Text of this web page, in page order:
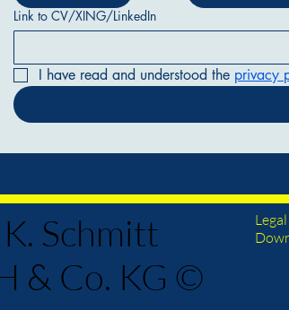
Link to CV/XING/LinkedIn
I have read and understood the privacy
Schmitt
& Co. KG ©
Legal